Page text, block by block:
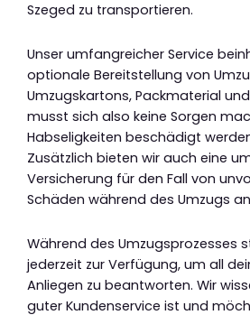
Szeged zu transportieren.
Unser umfangreicher Service
optionale Bereitstellung von
Umzugskartons, Packmaterial
musst sich also keine Sorgen
Habseligkeiten beschädigt
Zusätzlich bieten wir auch eine
Versicherung für den Fall von
Schäden während des Umzugs
Während des Umzugsprozesses
jederzeit zur Verfügung, um all
Anliegen zu beantworten. Wir
guter Kundenservice ist und